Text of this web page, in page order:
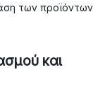
των προϊόντων
και